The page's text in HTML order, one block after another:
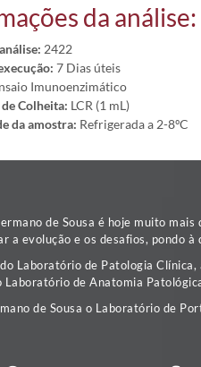
da análise:
2422
7 Dias úteis
Imunoenzimático
Colheita: LCR (1 mL)
da amostra: Refrigerada a 2-8ºC
de Sousa é hoje muito
a evolução e os desafios, pondo
Laboratório de Patologia
Laboratório de Anatomia
de Sousa o Laboratório de